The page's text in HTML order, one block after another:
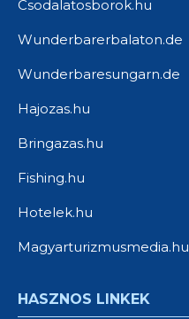
Csodalatosborok.hu
Wunderbarerbalaton.de
Wunderbaresungarn.de
Hajozas.hu
Bringazas.hu
Fishing.hu
Hotelek.hu
Magyarturizmusmedia.hu
HASZNOS LINKEK